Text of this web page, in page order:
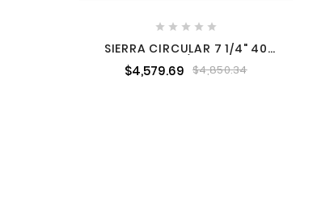
    
SIERRA CIRCULAR 7 1/4" 40
DIENTES 5/8" B51281
$4,579.69 $4,850.34